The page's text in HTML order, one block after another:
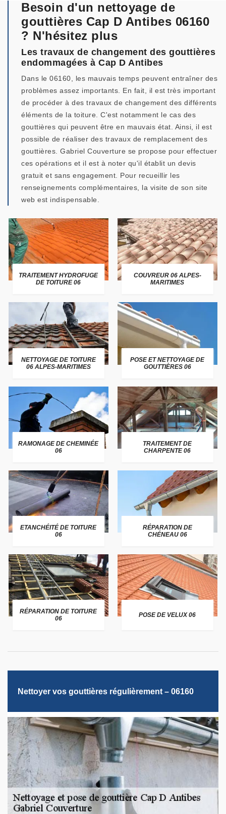
Besoin d'un nettoyage de
gouttières Cap D Antibes 06160
? N'hésitez plus
Les travaux de changement des gouttières
endommagées à Cap D Antibes
Dans le 06160, les mauvais temps peuvent entraîner des
problèmes assez importants. En fait, il est très important
de procéder à des travaux de changement des différents
éléments de la toiture. C'est notamment le cas des
gouttières qui peuvent être en mauvais état. Ainsi, il est
possible de réaliser des travaux de remplacement des
gouttières. Gabriel Couverture se propose pour effectuer
ces opérations et il est à noter qu'il établit un devis
gratuit et sans engagement. Pour recueillir les
renseignements complémentaires, la visite de son site
web est indispensable.
TRAITEMENT HYDROFUGE
DE TOITURE 06
COUVREUR 06 ALPES-
MARITIMES
NETTOYAGE DE TOITURE
06 ALPES-MARITIMES
POSE ET NETTOYAGE DE
GOUTTIÈRES 06
RAMONAGE DE CHEMINÉE
06
TRAITEMENT DE
CHARPENTE 06
ETANCHÉITÉ DE TOITURE
06
RÉPARATION DE
CHÉNEAU 06
RÉPARATION DE TOITURE
06
POSE DE VELUX 06
Nettoyer vos gouttières régulièrement – 06160